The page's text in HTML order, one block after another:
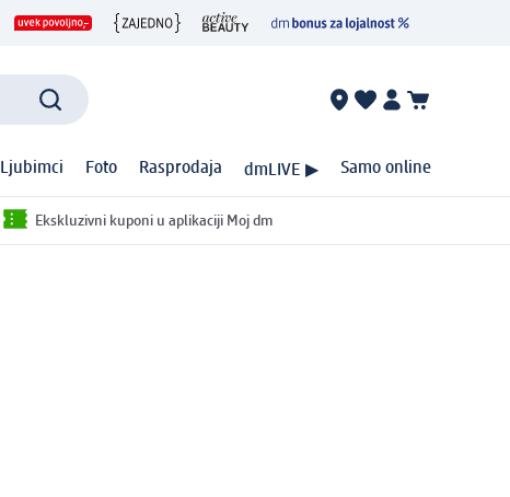
Ljubimci Foto Rasprodaja dmLIVE ▶ Samo online
Ekskluzivni kuponi u aplikaciji Moj dm